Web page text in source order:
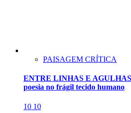
PAISAGEM CRÍTICA
ENTRE LINHAS E
poesia no frágil tecido humano
10 10